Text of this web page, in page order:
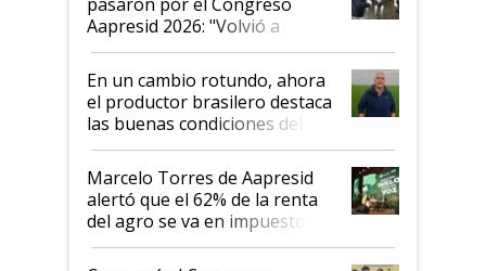
pasaron por el Congreso
Aapresid 2026: "Volvió a
demostrar que hablar del
suelo es hablar de todo el
sistema productivo"
En un cambio rotundo, ahora
el productor brasilero destaca
las buenas condiciones del
agro argentino para invertir:
"Los veo más motivados"
Marcelo Torres de Aapresid
alertó que el 62% de la renta
del agro se va en impuestos:
"No es bueno que en
Argentina se sigan discutiendo